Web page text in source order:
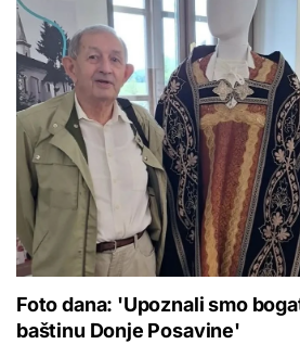
Foto dana: 'Upoznali smo
baštinu Donje Posavine'